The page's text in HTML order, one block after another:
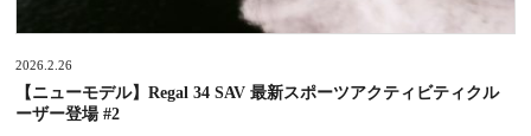
2026.2.26
【ニューモデル】Regal 34 SAV 最新スポーツアクティビティクル
ーザー登場 #2